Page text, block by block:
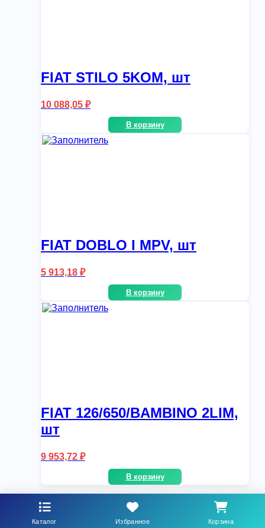
FIAT STILO 5KOM, шт
10 088,05 ₽
В корзину
FIAT DOBLO I MPV, шт
5 913,18 ₽
В корзину
FIAT 126/650/BAMBINO 2LIM,
шт
9 953,72 ₽
В корзину
Каталог Избранное Корзина